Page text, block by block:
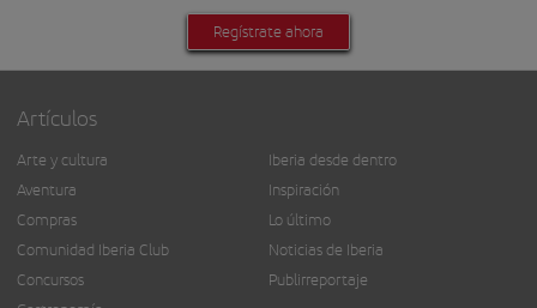
Regístrate ahora
Artículos
Arte y cultura
Aventura
Compras
Comunidad Iberia Club
Concursos
Iberia desde dentro
Inspiración
Lo último
Noticias de Iberia
Publirreportaje